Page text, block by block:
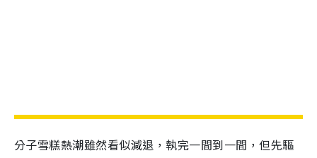
分子雪糕熱潮雖然看似減退，執完一間到一間，但先驅